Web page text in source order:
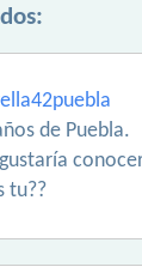
de Puebla.
tu??